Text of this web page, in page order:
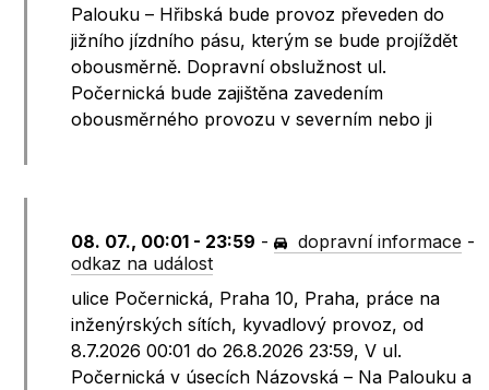
Palouku – Hřibská bude provoz převeden do
jižního jízdního pásu, kterým se bude projíždět
obousměrně. Dopravní obslužnost ul.
Počernická bude zajištěna zavedením
obousměrného provozu v severním nebo ji
08. 07., 00:01 - 23:59 - dopravní informace -
odkaz na událost
ulice Počernická, Praha 10, Praha, práce na
inženýrských sítích, kyvadlový provoz, od
8.7.2026 00:01 do 26.8.2026 23:59, V ul.
Počernická v úsecích Názovská – Na Palouku a